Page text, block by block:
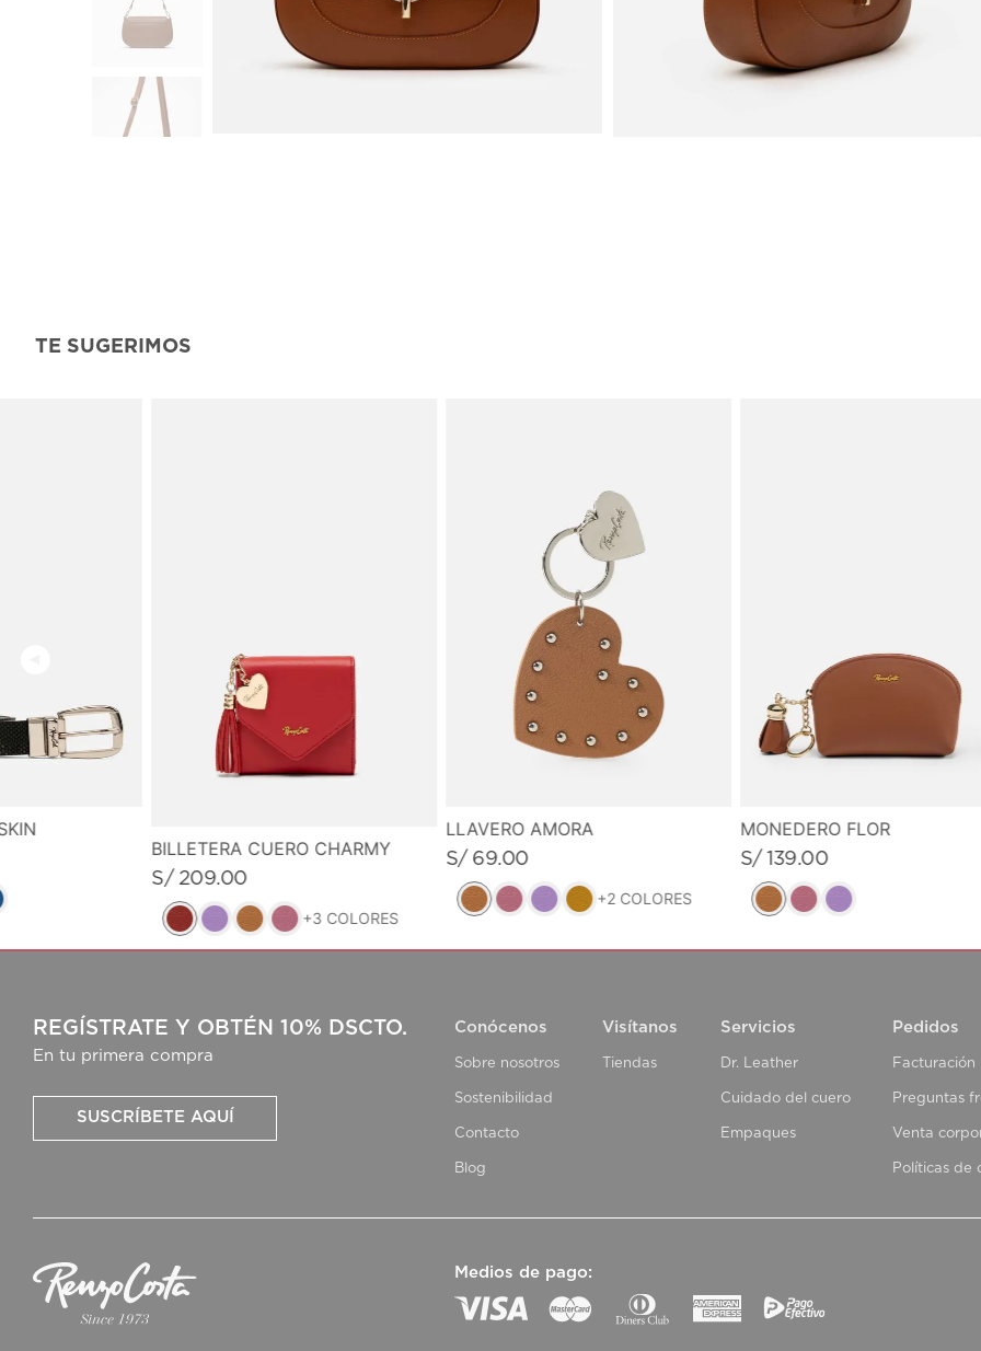
TE SUGERIMOS
BILLETERA CUERO CHARMY
S/ 209.00
+3 COLORES
LLAVERO AMORA
S/ 69.00
+2 COLORES
MONEDERO FLOR
S/ 139.00
REGÍSTRATE Y OBTÉN 10% DSCTO.
En tu primera compra
SUSCRÍBETE AQUÍ
Conócenos
Sobre nosotros
Sostenibilidad
Contacto
Blog
Visítanos
Tiendas
Servicios
Dr. Leather
Cuidado del cuero
Empaques
Pedidos
Facturación
Preguntas
Venta
Políticas de
Medios de pago: